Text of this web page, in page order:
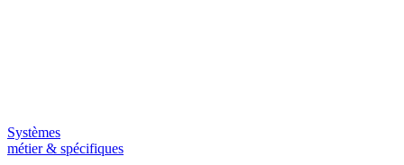
Systèmes
métier & spécifiques